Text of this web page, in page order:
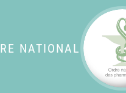
NATIONAL